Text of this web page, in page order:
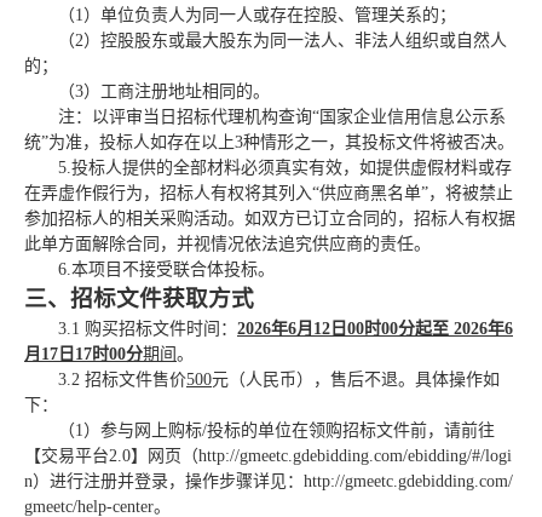
（1）单位负责人为同一人或存在控股、管理关系的；
（2）控股股东或最大股东为同一法人、非法人组织或自然人
的；
（3）工商注册地址相同的。
注：以评审当日招标代理机构查询“国家企业信用信息公示系
统”为准，投标人如存在以上3种情形之一，其投标文件将被否决。
5. 投标人提供的全部材料必须真实有效，如提供虚假材料或存
在弄虚作假行为，招标人有权将其列入“供应商黑名单”，将被禁止
参加招标人的相关采购活动。如双方已订立合同的，招标人有权据
此单方面解除合同，并视情况依法追究供应商的责任。
6 .本项目不接受联合体投标。
三、招标文件获取方式
3.1 购买招标文件时间： 2026年6月 12 日 00时00分起至 2026年6
月 17 日 17时00分期间。
3.2 招标文件售价500元（人民币），售后不退。具体操作如
下：
（1）参与网上购标/投标的单位在领购招标文件前，请前往
【交易平台2.0】网页（http://gmeetc.gdebidding.com/ebidding/#/logi
n）进行注册并登录，操作步骤详见：http://gmeetc.gdebidding.com/
gmeetc/help-center。